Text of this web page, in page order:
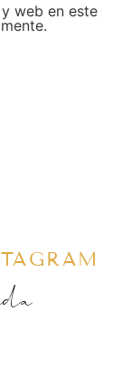
web en este